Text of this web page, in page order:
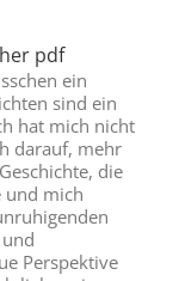
pdf
ein
sind ein
hat mich nicht
darauf, mehr
die
und mich
Perspektive